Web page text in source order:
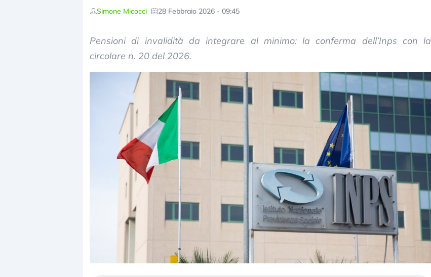
Simone Micocci 28 Febbraio 2026 - 09:45
Pensioni di invalidità da integrare al minimo: la conferma dell’Inps con la
circolare n. 20 del 2026.
Dalle valutazioni estreme alla
correzione. Cosa sta guidando il
repricing degli asset?
«La mia vita è rovinata». Investitori
in preda al panico dopo lo scoppio
della bolla AI